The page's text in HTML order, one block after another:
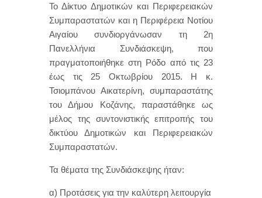
Το Δίκτυο Δημοτικών και Περιφερειακών
Συμπαραστατών και η Περιφέρεια Νοτίου
Αιγαίου συνδιοργάνωσαν τη 2η
Πανελλήνια Συνδιάσκεψη, που
πραγματοποιήθηκε στη Ρόδο από τις 23
έως τις 25 Οκτωβρίου 2015. Η κ.
Τσιομπάνου Αικατερίνη, συμπαραστάτης
του Δήμου Κοζάνης, παραστάθηκε ως
μέλος της συντονιστικής επιτροπής του
δικτύου Δημοτικών και Περιφερειακών
Συμπαραστατών.
Τα θέματα της Συνδιάσκεψης ήταν:
α) Προτάσεις για την καλύτερη λειτουργία